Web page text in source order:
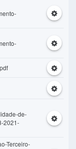
de-
2021-
Terceiro-